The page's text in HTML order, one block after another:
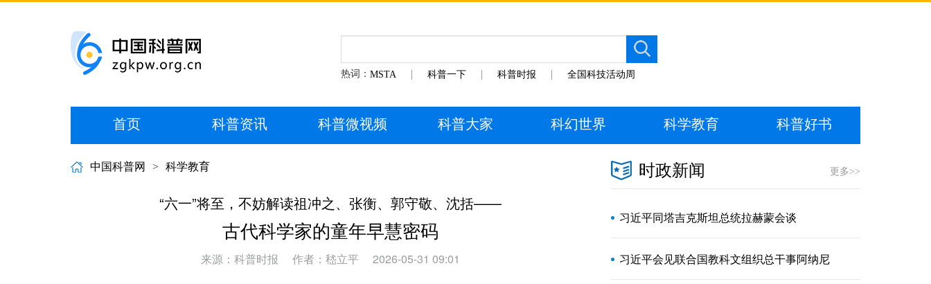
热词： MSTA 科普一下 科普时报 全国科技活动周
首页 科普资讯 科普微视频 科普大家 科幻世界 科学教育 科普好书
中国科普网 > 科学教育
“六一”将至，不妨解读祖冲之、张衡、郭守敬、沈括——
古代科学家的童年早慧密码
来源：科普时报 作者：嵇立平 2026-05-31 09:01
时政新闻 更多>>
习近平同塔吉克斯坦总统拉赫蒙会谈
习近平会见联合国教科文组织总干事阿纳尼